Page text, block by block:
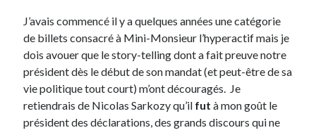
Derniers Commentaires
Entretien ménagerdansT’as vu quoi ? #52
JFdansC’était pas mieux avant… à Lyon
littleceltdans Comment j’ai opéré ma vélorution toute personnelle
AnthonydansComment j’ai opéré ma vélorution toute personnelle
J’avais commencé il y a quelques années une catégorie
de billets consacré à Mini-Monsieur l’hyperactif mais je
dois avouer que le story-telling dont a fait preuve notre
président dès le début de son mandat (et peut-être de sa
vie politique tout court) m’ont découragés. Je
retiendrais de Nicolas Sarkozy qu’il futà mon goût le
président des déclarations, des grands discours qui ne